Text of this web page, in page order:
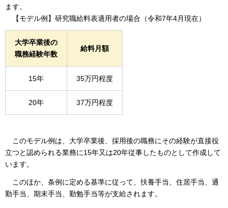
ます。
【モデル例】研究職給料表適用者の場合（令和7年4月現在）
大学卒業後の
職務経験年数
給料月額
15年 35万円程度
20年 37万円程度
このモデル例は、大学卒業後、採用後の職務にその経験が直接役
立つと認められる業務に15年又は20年従事したものとして作成して
います。
こ のほか、条例に定める基準に従って、扶養手当、住居手当、通
勤手当、期末手当、勤勉手当等が支給されます。